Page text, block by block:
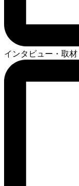
インタビュー・取材